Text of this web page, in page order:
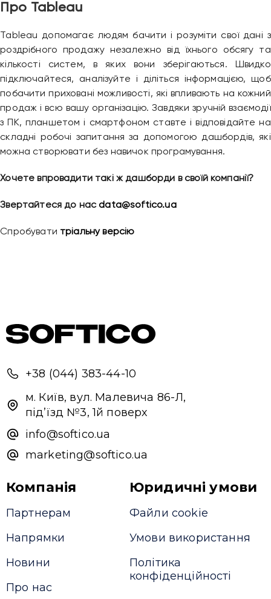
Про Tableau
Tableau допомагає людям бачити і розуміти свої дані з
роздрібного продажу незалежно від їхнього обсягу та
кількості систем, в яких вони зберігаються. Швидко
підключайтеся, аналізуйте і діліться інформацією, щоб
побачити приховані можливості, які впливають на кожний
продаж і всю вашу організацію. Завдяки зручній взаємодії
з ПК, планшетом і смартфоном ставте і відповідайте на
складні робочі запитання за допомогою дашбордів, які
можна створювати без навичок програмування.
Хочете впровадити такі ж дашборди в своїй компанії?
Звертайтеся до насdata@softico.ua
Спробувати тріальну версію
+38 (044) 383-44-10
м. Київ, вул. Малевича 86-Л,
під’їзд №3, 1й поверх
info@softico.ua
marketing@softico.ua
Компанія
Партнерам
Напрямки
Новини
Про нас
Юридичні умови
Файли cookie
Умови використання
Політика
конфіденційності